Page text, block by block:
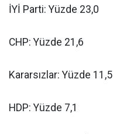
İYİ Parti: Yüzde 23,0
CHP: Yüzde 21,6
Kararsızlar: Yüzde 11,5
HDP: Yüzde 7,1